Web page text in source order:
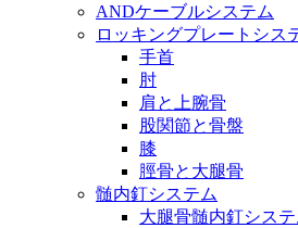
ANDケーブルシステム
ロッキングプレートシス
手首
肘
肩と上腕骨
股関節と骨盤
膝
脛骨と大腿骨
髄内釘システム
大腿骨髄内釘システ